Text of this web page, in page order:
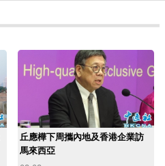
丘應樺下周攜內地及香港企業訪
馬來西亞